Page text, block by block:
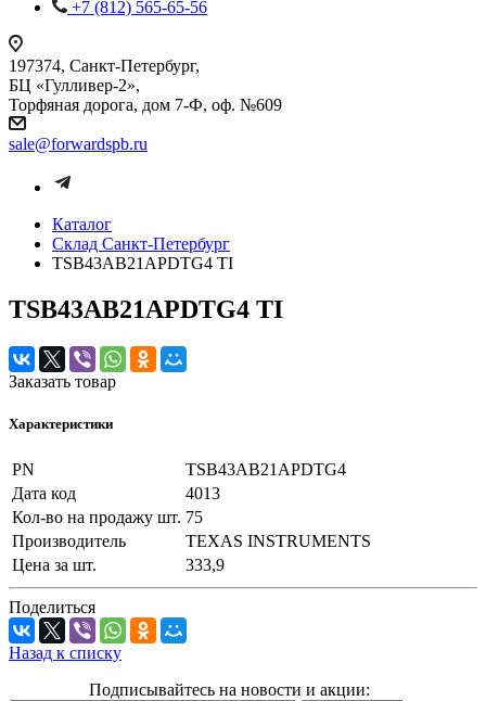
+7 (812) 565-65-56
197374, Санкт-Петербург,
БЦ «Гулливер-2»,
Торфяная дорога, дом 7-Ф, оф. №609
sale@forwardspb.ru
Каталог
Cклад Санкт-Петербург
TSB43AB21APDTG4 TI
TSB43AB21APDTG4 TI
Заказать товар
Характеристики
PN
TSB43AB21APDTG4
Дата код
4013
Кол-во на продажу шт. 75
Производитель
TEXAS INSTRUMENTS
Цена за шт.
333,9
Поделиться
Назад к списку
Подписывайтесь на новости и акции: